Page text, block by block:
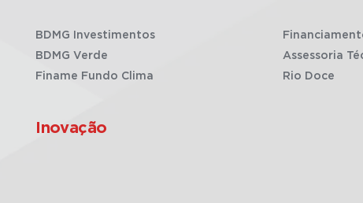
BDMG Investimentos
BDMG Verde
Finame Fundo Clima
Inovação
Assessoria
Rio Doce